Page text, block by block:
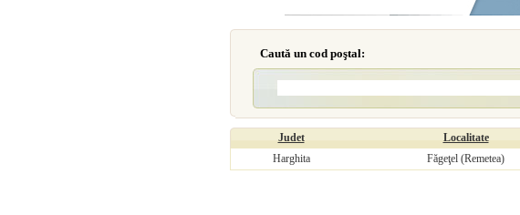
Caută un cod poştal:
Judet Localitate
Harghita
Făgeţel (Remetea)